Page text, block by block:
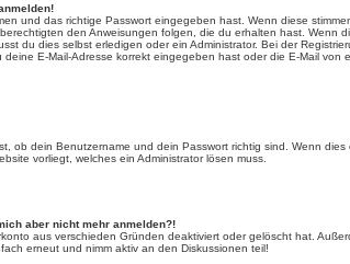
und das richtige Passwort eingegeben hast. Wenn diese
den Anweisungen folgen, die du erhalten hast.
du dies selbst erledigen oder ein Administrator. Bei der
E-Mail-Adresse korrekt eingegeben hast oder die E-Mail
ob dein Benutzername und dein Passwort richtig sind. Wenn
vorliegt, welches ein Administrator lösen muss.
aber nicht mehr anmelden?!
aus verschieden Gründen deaktiviert oder gelöscht hat.
erneut und nimm aktiv an den Diskussionen teil!